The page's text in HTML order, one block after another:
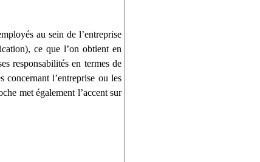
au sein de l’entreprise
ce que l’on obtient en
responsabilités en termes de
concernant l’entreprise ou les
met également l’accent sur